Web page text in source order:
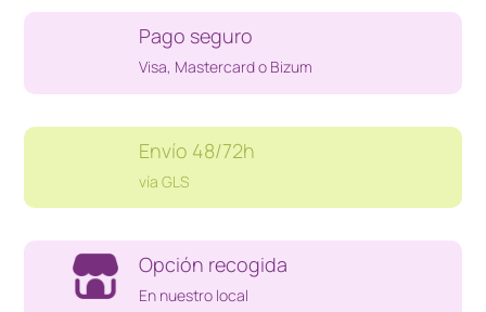
65
Pago seguro
Visa, Mastercard o Bizum
Envío 48/72h
vía GLS
Opción recogida
En nuestro local